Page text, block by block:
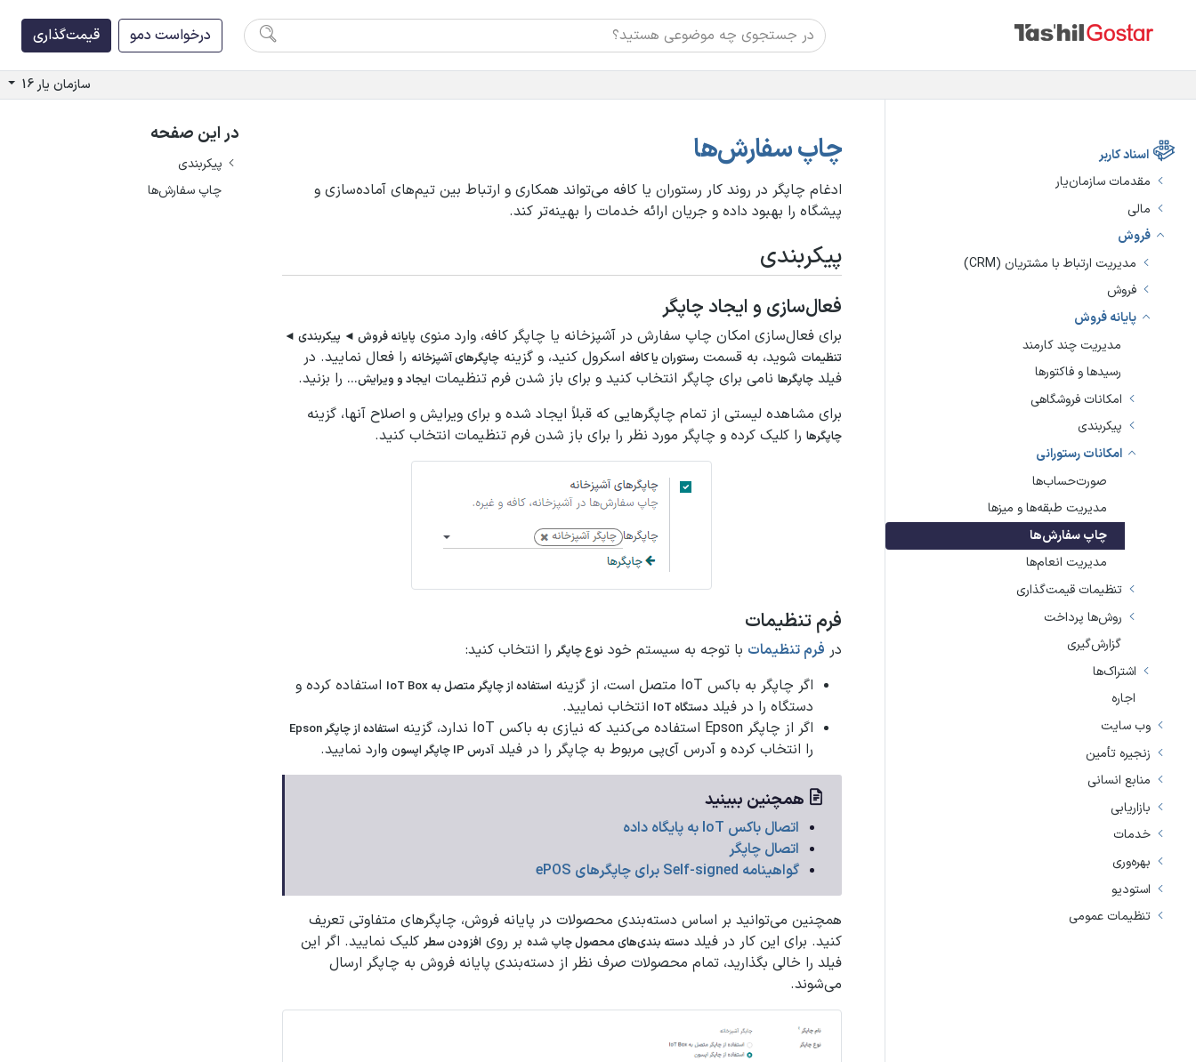
اسناد کاربر
مقدمات سازمان‌یار
مالی
فروش
مدیریت ارتباط با مشتریان (CRM)
فروش
پایانه فروش
مدیریت چند کارمند
رسیدها و فاکتورها
امکانات فروشگاهی
پیکربندی
امکانات رستورانی
صورت‌حساب‌ها
مدیریت طبقه‌ها و میزها
چاپ سفارش‌ها
مدیریت انعام‌ها
تنظیمات قیمت‌گذاری
روش‌ها پرداخت
گزارش‌گیری
اشتراک‌ها
اجاره
وب سایت
زنجیره تأمین
منابع انسانی
بازاریابی
خدمات
بهره‌وری
استودیو
تنظیمات عمومی
درخواست دمو قیمت‌گذاری
سازمان یار 16
چاپ سفارش‌ها
ادغام چاپگر در روند کار رستوران یا کافه می‌تواند همکاری و ارتباط بین تیم‌های آماده‌سازی و
پیشگاه را بهبود داده و جریان ارائه خدمات را بهینه‌تر کند.
پیکربندی
فعال‌سازی و ایجاد چاپگر
برای فعال‌سازی امکان چاپ سفارش در آشپزخانه یا چاپگر کافه، وارد منوی پایانه فروش ◄ پیکربندی ◄
تنظیمات شوید، به قسمت رستوران یا کافه اسکرول کنید، و گزینه چاپگرهای آشپزخانه را فعال نمایید. در
فیلد چاپگرها نامی برای چاپگر انتخاب کنید و برای باز شدن فرم تنظیمات ایجاد و ویرایش... را بزنید.
برای مشاهده لیستی از تمام چاپگرهایی که قبلاً ایجاد شده و برای ویرایش و اصلاح آنها، گزینه
چاپگرها را کلیک کرده و چاپگر مورد نظر را برای باز شدن فرم تنظیمات انتخاب کنید.
فرم تنظیمات
در فرم تنظیمات با توجه به سیستم خود نوع چاپگر را انتخاب کنید:
اگر چاپگر به باکس IoT متصل است، از گزینه
استفاده از چاپگر متصل به IoT Box
استفاده کرده و
دستگاه را در فیلد دستگاه IoT
انتخاب نمایید.
اگر از چاپگر Epson استفاده می‌کنید که نیازی به باکس IoT ندارد، گزینه
استفاده از چاپگر Epson
را انتخاب کرده و آدرس آی‌پی مربوط به چاپگر را در فیلد آدرس IP چاپگر اپسون وارد نمایید.
همچنین ببینید
اتصال باکس IoT به پایگاه داده
اتصال چاپگر
گواهینامه Self-signed برای چاپگرهای ePOS
همچنین می‌توانید بر اساس دسته‌بندی محصولات در پایانه فروش، چاپگرهای متفاوتی تعریف
کنید. برای این کار در فیلد دسته بندی‌های محصول چاپ شده بر روی افزودن سطر کلیک نمایید. اگر این
فیلد را خالی بگذارید، تمام محصولات صرف نظر از دسته‌بندی پایانه فروش به چاپگر ارسال
می‌شوند.
در این صفحه
پیکربندی
چاپ سفارش‌ها